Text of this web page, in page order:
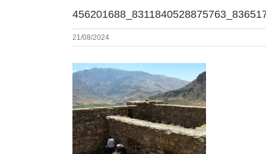
21/08/2024